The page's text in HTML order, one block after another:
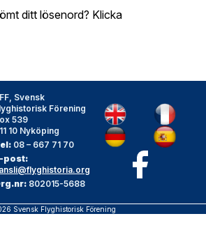
ditt lösenord? Klicka
Svensk
Förening
539
10 Nyköping
08 – 667 71 70
post:
802015-5688
Svensk Flyghistorisk Förening